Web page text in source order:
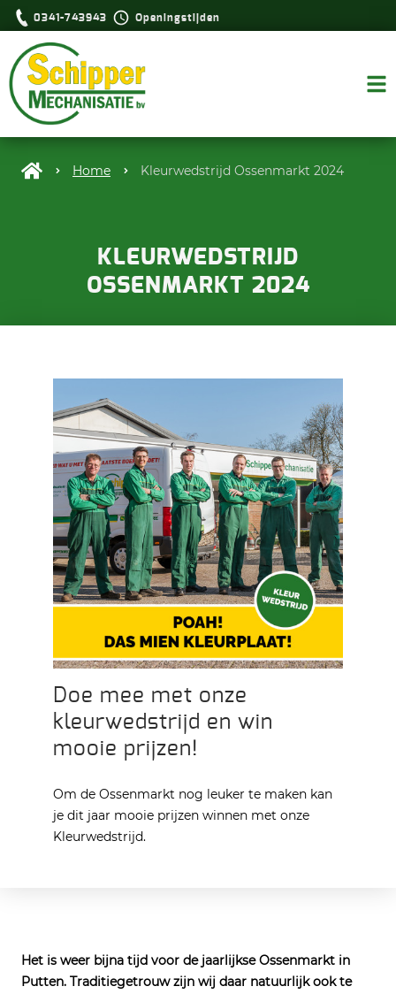
0341-743943 Openingstijden
Home Kleurwedstrijd Ossenmarkt 2024
KLEURWEDSTRIJD
OSSENMARKT 2024
Doe mee met onze
kleurwedstrijd en win
mooie prijzen!
Om de Ossenmarkt nog leuker te maken kan
je dit jaar mooie prijzen winnen met onze
Kleurwedstrijd.
Het is weer bijna tijd voor de jaarlijkse Ossenmarkt in
Putten. Traditiegetrouw zijn wij daar natuurlijk ook te